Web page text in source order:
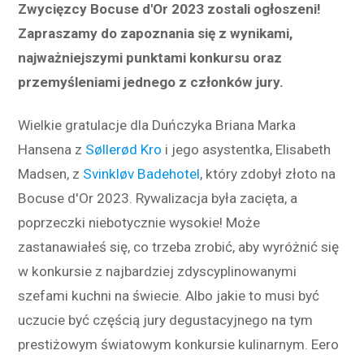
Zwycięzcy Bocuse d'Or 2023 zostali ogłoszeni!
Zapraszamy do zapoznania się z wynikami,
najważniejszymi punktami konkursu oraz
przemyśleniami jednego z członków jury.
Wielkie gratulacje dla Duńczyka Briana Marka
Hansena z Søllerød Kro i jego asystentka, Elisabeth
Madsen, z Svinkløv Badehotel, który zdobył złoto na
Bocuse d'Or 2023. Rywalizacja była zacięta, a
poprzeczki niebotycznie wysokie! Może
zastanawiałeś się, co trzeba zrobić, aby wyróżnić się
w konkursie z najbardziej zdyscyplinowanymi
szefami kuchni na świecie. Albo jakie to musi być
uczucie być częścią jury degustacyjnego na tym
prestiżowym światowym konkursie kulinarnym. Eero